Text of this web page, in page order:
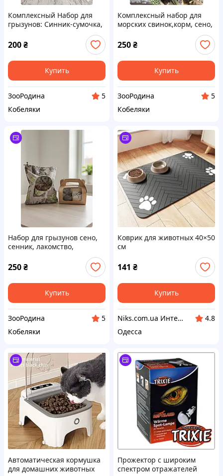
Комплексный Набор для
грызунов: Синник-сумочка,
сушеных овощей
200₴
Купить
ЗооРодина
5
Кобеляки
Комплексный набор для
морских свинок,корм, сено,
250₴
Купить
ЗооРодина
5
Кобеляки
Набор для грызунов сено,
сенник, лакомство,
корма(синник-торбинка,
сено и шарик с
лакомствами)
250₴
Купить
ЗооРодина
5
Кобеляки
Коврик для животных 40×50
см
141 ₴
Купить
Niks.com.ua Интернет-магазин
4.8
Одесса
Автоматическая кормушка
для домашних животных
Прожектор с широким
спектром отражателей